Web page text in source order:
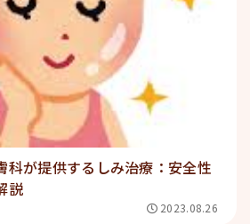
科が提供するしみ治療：安全性
説
2023.08.26